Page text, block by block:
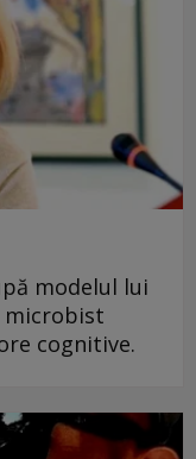
modelul lui
microbist
cognitive.